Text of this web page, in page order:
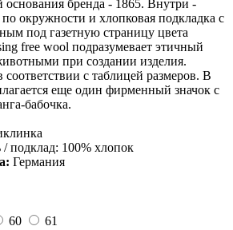
основания бренда - 1865. Внутри -
окружности и хлопковая подкладка с
под газетную страницу цвета
free wool подразумевает этичный
при создании изделия.
с таблицей размеров. В
еще один фирменный значок с
бабочка.
/ подклад: 100% хлопок
Германия
60 61